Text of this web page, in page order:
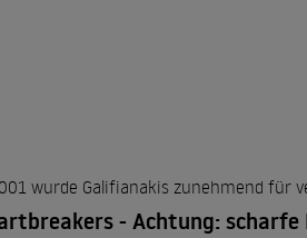
wurde Galifianakis zunehmend für
- Achtung: scharfe